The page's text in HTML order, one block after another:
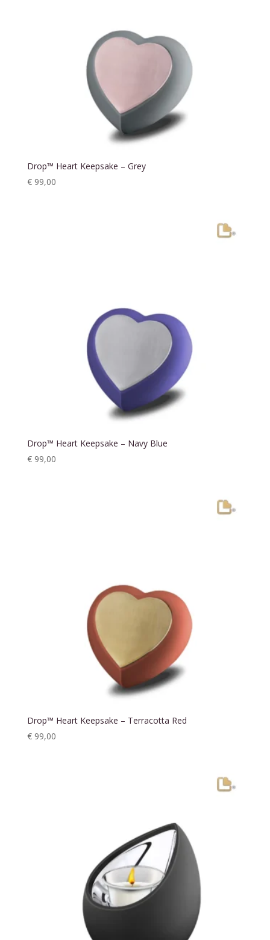
Drop™ Heart Keepsake – Grey
€99,00
Drop™ Heart Keepsake – Navy Blue
€99,00
Drop™ Heart Keepsake – Terracotta Red
€99,00